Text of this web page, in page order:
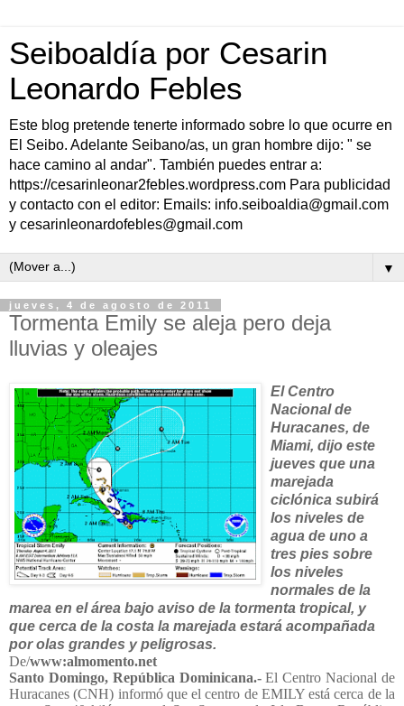
Seiboaldía por Cesarin
Leonardo Febles
Este blog pretende tenerte informado sobre lo que ocurre en
El Seibo. Adelante Seibano/as, un gran hombre dijo: " se
hace camino al andar". También puedes entrar a:
https://cesarinleonar2febles.wordpress.com Para publicidad
y contacto con el editor: Emails: info.seiboaldia@gmail.com
y cesarinleonardofebles@gmail.com
▼
jueves, 4 de agosto de 2011
Tormenta Emily se aleja pero deja
lluvias y oleajes
El Centro
Nacional de
Huracanes, de
Miami, dijo este
jueves que una
marejada
ciclónica subirá
los niveles de
agua de uno a
tres pies sobre
los niveles
normales de la
marea en el área bajo aviso de la tormenta tropical, y
que cerca de la costa la marejada estará acompañada
por olas grandes y peligrosas.
De/www:almomento.net
Santo Domingo, República Dominicana.-El Centro Nacional de
Huracanes (CNH) informó que el centro de EMILY está cerca de la